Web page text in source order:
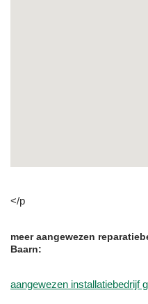
</p
meer aangewezen
Baarn:
aangewezen installatiebedrijf